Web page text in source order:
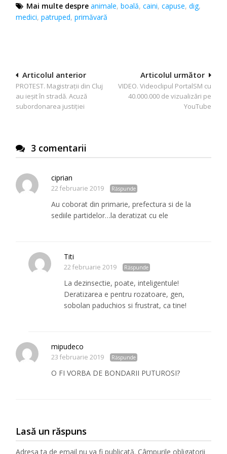
Mai multe despre animale,boală,caini,capuse,dig,
medici,patruped,primăvară
Navigare
în
articole
Articolul următor
VIDEO. Videoclipul PortalSM cu
40.000.000 de vizualizări pe
YouTube
Articolul anterior
PROTEST. Magistrații din Cluj
au ieșit în stradă. Acuză
subordonarea justiției
3 comentarii
ciprian
22 februarie 2019 Răspunde
Au coborat din primarie, prefectura si de la
sediile partidelor…la deratizat cu ele
Titi
22 februarie 2019 Răspunde
La dezinsectie, poate, inteligentule!
Deratizarea e pentru rozatoare, gen,
sobolan paduchios si frustrat, ca tine!
mipudeco
23 februarie 2019 Răspunde
O FI VORBA DE BONDARII PUTUROSI?
Lasă un răspuns
Adresa ta de email nu va fi publicată. Câmpurile obligatorii